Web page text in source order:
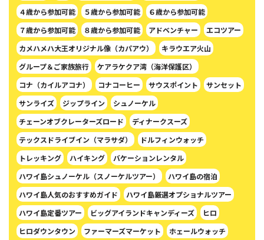
４歳から参加可能 ５歳から参加可能
６歳から参加可能
７歳から参加可能
８歳から参加可能 アドベンチャー
エコツアー
カメハメハ大王オリジナル像（カパアウ）
キラウエア火山
グループ＆ご家族旅行
ケアラケクア湾（海洋保護区）
コナ（カイルアコナ）
コナコーヒー サウスポイント
サンセット
サンライズ
ジップライン
シュノーケル
チェーンオブクレーターズロード
ディナークスーズ
テックスドライブイン（マラサダ）
ドルフィンウォッチ
トレッキング
ハイキング
バケーションレンタル
ハワイ島シュノーケル（スノーケルツアー）
ハワイ島の宿泊
ハワイ島人気のおすすめガイド
ハワイ島厳選オプショナルツアー
ハワイ島定番ツアー
ビッグアイランドキャンディーズ
ヒロ
ヒロダウンタウン
ファーマーズマーケット
ホェールウォッチ